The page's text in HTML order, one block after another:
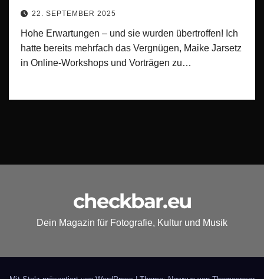
22. SEPTEMBER 2025
Hohe Erwartungen – und sie wurden übertroffen! Ich
hatte bereits mehrfach das Vergnügen, Maike Jarsetz
in Online-Workshops und Vorträgen zu…
checkbar.eu
Dein Magazin für Fotografie, Kultur und Musik